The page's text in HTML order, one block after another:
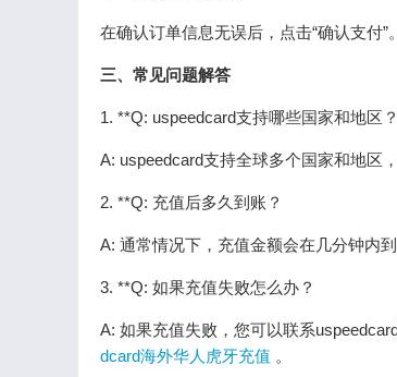
在确认订单信息无误后，点击“确认支付
三、常见问题解答
1. **Q: uspeedcard支持哪些国家和地区？
A: uspeedcard支持全球多个国家和地区
2. **Q: 充值后多久到账？
A: 通常情况下，充值金额会在几分钟内
3. **Q: 如果充值失败怎么办？
A: 如果充值失败，您可以联系
dcard海外华人虎牙充值 。